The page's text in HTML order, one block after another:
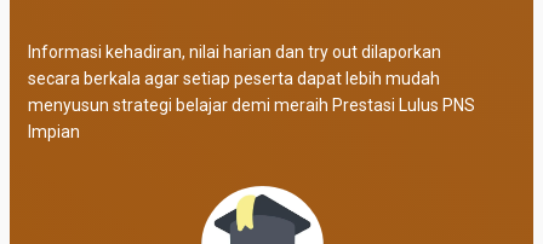
Informasi kehadiran, nilai harian dan try out dilaporkan
secara berkala agar setiap peserta dapat lebih mudah
menyusun strategi belajar demi meraih Prestasi Lulus PNS
Impian